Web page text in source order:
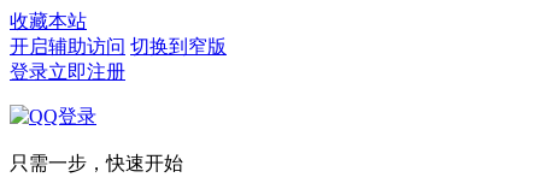
收藏本站
开启辅助访问 切换到窄版
登录立即注册
只需一步，快速开始